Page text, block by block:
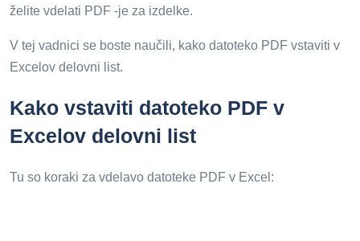
želite vdelati PDF -je za izdelke.
V tej vadnici se boste naučili, kako datoteko PDF vstaviti v
Excelov delovni list.
Kako vstaviti datoteko PDF v
Excelov delovni list
Tu so koraki za vdelavo datoteke PDF v Excel: